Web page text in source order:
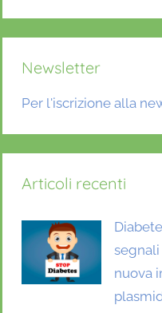
Newsletter
Per l'iscrizione alla
Articoli recenti
nuova